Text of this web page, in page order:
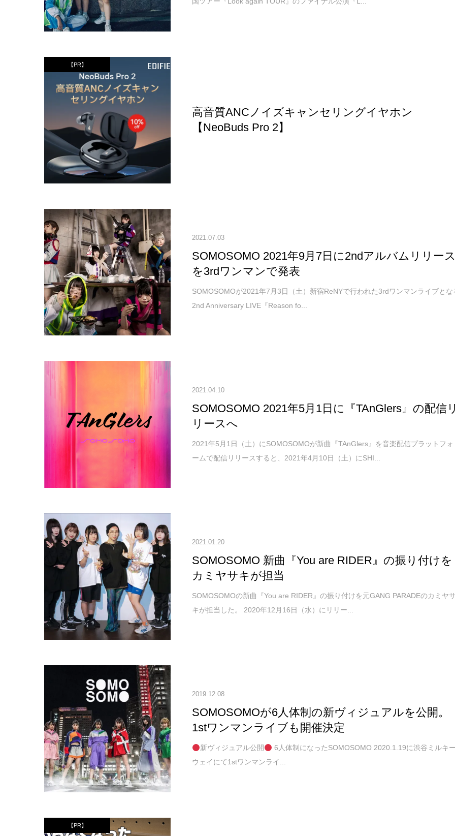
【PR】
高音質ANCノイズキャンセリングイヤホン
【NeoBuds Pro 2】
2021.07.03
SOMOSOMO 2021年9月7日に2ndアルバムリリー
を3rdワンマンで発表
SOMOSOMOが2021年7月3日（土）新宿ReNYで行われた3rdワンマンライブとな
2nd Anniversary LIVE『Reason fo...
2021.04.10
SOMOSOMO 2021年5月1日に『TAnGlers』の配信
リースへ
2021年5月1日（土）にSOMOSOMOが新曲『TAnGlers』を音楽配信プラットフォ
ームで配信リリースすると、2021年4月10日（土）にSHI...
2021.01.20
SOMOSOMO 新曲『You are RIDER』の振り付けを
カミヤサキが担当
SOMOSOMOの新曲『You are RIDER』の振り付けを元GANG PARADEのカミヤ
キが担当した。 2020年12月16日（水）にリリー...
2019.12.08
SOMOSOMOが6人体制の新ヴィジュアルを公開。
1stワンマンライブも開催決定
新ヴィジュアル公開
6人体制になったSOMOSOMO 2020.1.19に渋谷ミルキ
ウェイにて1stワンマンライ...
【PR】